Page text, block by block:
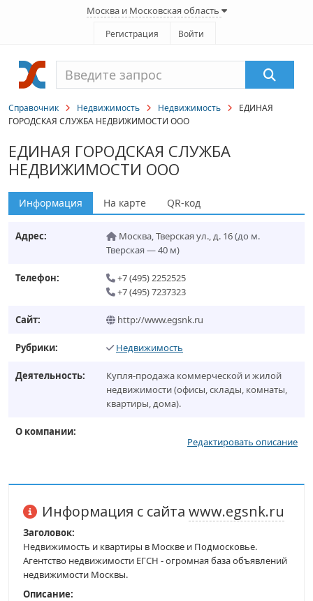
Москва и Московская область
Регистрация Войти
Справочник Недвижимость Недвижимость
ЕДИНАЯ
ГОРОДСКАЯ СЛУЖБА НЕДВИЖИМОСТИ ООО
ЕДИНАЯ ГОРОДСКАЯ СЛУЖБА
НЕДВИЖИМОСТИ ООО
Информация На карте QR-код
Адрес: Москва,Тверская ул., д. 16(до м.
Тверская — 40 м)
Телефон:
+7 (495) 2252525
+7 (495) 7237323
Сайт: http://www.egsnk.ru
Рубрики: Недвижимость
Деятельность:
Купля-продажа коммерческой и жилой
недвижимости (офисы, склады, комнаты,
квартиры, дома).
О компании:
Редактировать описание
Информация с сайта www.egsnk.ru
Заголовок:
Недвижимость и квартиры в Москве и Подмосковье.
Агентство недвижимости ЕГСН - огромная база объявлений
недвижимости Москвы.
Описание: